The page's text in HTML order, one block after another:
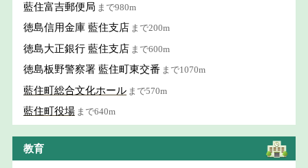
藍住富吉郵便局 まで980m
徳島信用金庫 藍住支店 まで200m
徳島大正銀行 藍住支店 まで600m
徳島板野警察署 藍住町東交番 まで1070m
藍住町総合文化ホール まで570m
藍住町役場 まで640m
教育